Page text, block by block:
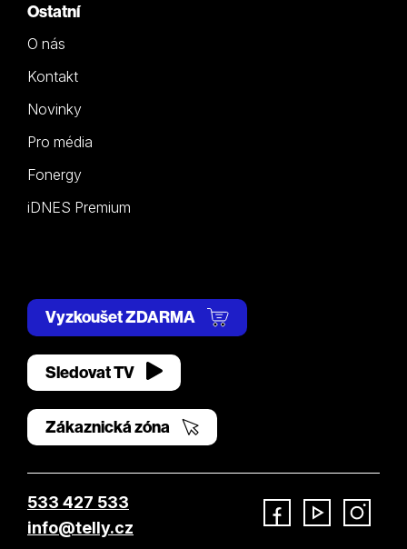
Ostatní
O nás
Kontakt
Novinky
Pro média
Fonergy
iDNES Premium
Vyzkoušet ZDARMA
Sledovat TV
Zákaznická zóna
533 427 533
info@telly.cz